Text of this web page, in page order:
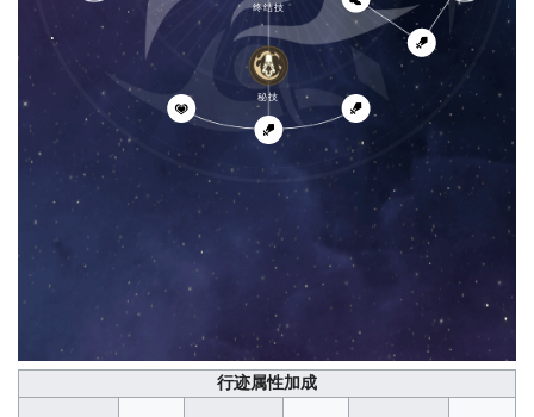
终结技
秘技
行迹属性加成